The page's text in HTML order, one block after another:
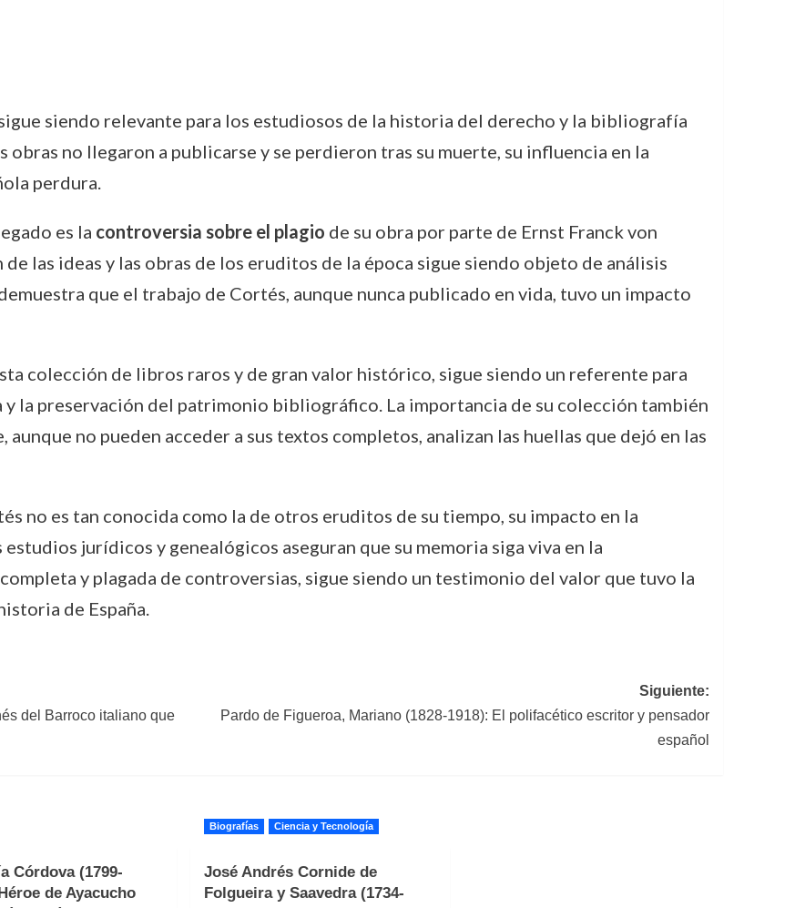
siendo relevante para los estudiosos de la historia del derecho y la bibliografía
obras no llegaron a publicarse y se perdieron tras su muerte, su influencia en la
perdura.
es la controversia sobre el plagio de su obra por parte de Ernst Franck von
las ideas y las obras de los eruditos de la época sigue siendo objeto de análisis
que el trabajo de Cortés, aunque nunca publicado en vida, tuvo un impacto
colección de libros raros y de gran valor histórico, sigue siendo un referente para
la preservación del patrimonio bibliográfico. La importancia de su colección también
no pueden acceder a sus textos completos, analizan las huellas que dejó en las
no es tan conocida como la de otros eruditos de su tiempo, su impacto en la
jurídicos y genealógicos aseguran que su memoria siga viva en la
y plagada de controversias, sigue siendo un testimonio del valor que tuvo la
de España.
del Barroco italiano que
Siguiente:
Pardo de Figueroa, Mariano (1828-1918): El polifacético escritor y pensador
español
Córdova (1799-
de Ayacucho
Biografías Ciencia y Tecnología
José Andrés Cornide de
Folgueira y Saavedra (1734-